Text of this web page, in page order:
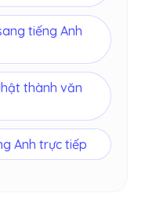
tiếng Anh
thành văn
Anh trực tiếp